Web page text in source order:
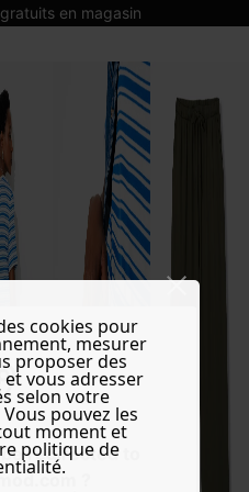
en magasin
redirected to
?
cookies pour
mesurer
proposer des
vous adresser
selon votre
pouvez les
moment et
politique de